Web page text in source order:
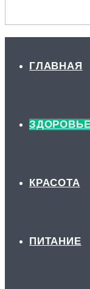
ГЛАВНАЯ
ЗДОРОВЬЕ
КРАСОТА
ПИТАНИЕ